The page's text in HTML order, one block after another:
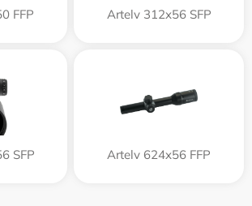
FFP Artelv 312x56 SFP
SFP Artelv 624x56 FFP